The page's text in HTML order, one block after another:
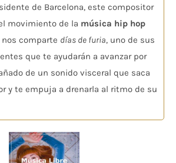
de Barcelona, este compositor
movimiento de la música hip hop
nos comparte días de furia, uno de sus
que te ayudarán a avanzar por
de un sonido visceral que saca
y te empuja a drenarla al ritmo de su